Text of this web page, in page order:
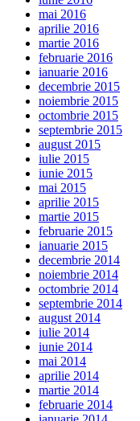
mai 2016
aprilie 2016
martie 2016
februarie 2016
ianuarie 2016
decembrie 2015
noiembrie 2015
octombrie 2015
septembrie 2015
august 2015
iulie 2015
iunie 2015
mai 2015
aprilie 2015
martie 2015
februarie 2015
ianuarie 2015
decembrie 2014
noiembrie 2014
octombrie 2014
septembrie 2014
august 2014
iulie 2014
iunie 2014
mai 2014
aprilie 2014
martie 2014
februarie 2014